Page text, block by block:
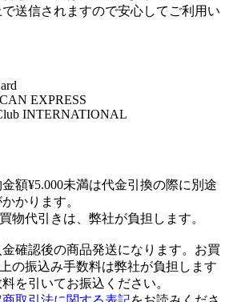
送信されますので安心してご利用い
額¥5.000未満は代金引換の際に別途
かります。
物代引きは、弊社が負担します。
確認後の商品発送になります。お買
の振込み手数料は弊社が負担します
を引いてお振込ください。